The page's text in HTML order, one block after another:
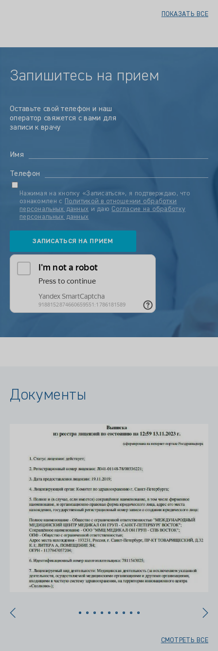
ПОКАЗАТЬ ВСЕ
Запишитесь на прием
Оставьте свой телефон и наш
оператор свяжется с вами для
записи к врачу
Имя
Телефон
Нажимая на кнопку «Записаться», я подтверждаю, что
ознакомлен с Политикой в отношении обработки
персональных данных и даю Согласие на обработку
персональных данных
Документы
СМОТРЕТЬ ВСЕ